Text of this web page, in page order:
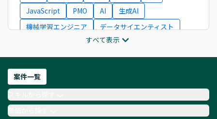
JavaScript
PMO AI
生成AI
機械学習エンジニア
データサイエンティスト
ITコンサルタント
フロントエンドエンジニア
ネットワークエンジニア
AIエンジニア
Webデザイナー
月収100万円 業務委託
COBOL
Ruby
すべて表示
案件一覧
単価から探す